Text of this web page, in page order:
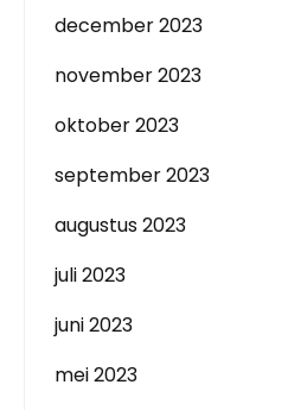
december 2023
november 2023
oktober 2023
september 2023
augustus 2023
juli 2023
juni 2023
mei 2023